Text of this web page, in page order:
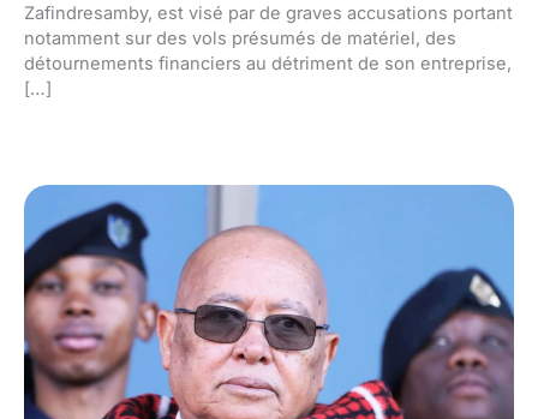
Zafindresamby, est visé par de graves accusations portant
notamment sur des vols présumés de matériel, des
détournements financiers au détriment de son entreprise,
[…]